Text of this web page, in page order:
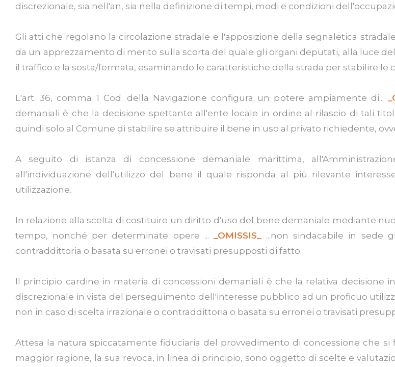
discrezionale, sia nell'an, sia nella definizione di tempi, modi e condizioni
Gli atti che regolano la circolazione stradale e l'apposizione della segnaletica
da un apprezzamento di merito sulla scorta del quale gli organi deputati, alla luce
il traffico e la sosta/fermata, esaminando le caratteristiche della strada per stabilire le
L'art. 36, comma 1 Cod. della Navigazione configura un potere ampiamente di...
demaniali è che la decisione spettante all'ente locale in ordine al rilascio di tali
quindi solo al Comune di stabilire se attribuire il bene in uso al privato richiedente,
A seguito di istanza di concessione demaniale marittima,
all'individuazione dell'utilizzo del bene il quale risponda al più rilevante
utilizzazione.
In relazione alla scelta di costituire un diritto d'uso del bene demaniale mediante
tempo, nonché per determinate opere ...
_OMISSIS_
...non sindacabile in sede
contraddittoria o basata su erronei o travisati presupposti di fatto.
Il principio cardine in materia di concessioni demaniali è che la relativa decisione
discrezionale in vista del perseguimento dell'interesse pubblico ad un proficuo
non in caso di scelta irrazionale o contraddittoria o basata su erronei o travisati
Attesa la natura spiccatamente fiduciaria del provvedimento di concessione che si
maggior ragione, la sua revoca, in linea di principio, sono oggetto di scelte e